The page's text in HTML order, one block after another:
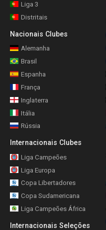
Liga 3
Distritais
Nacionais Clubes
Alemanha
Brasil
Espanha
França
Inglaterra
Itália
Rússia
Internacionais Clubes
Liga Campeões
Liga Europa
Copa Libertadores
Copa Sudamericana
Liga Campeões África
Internacionais Seleções